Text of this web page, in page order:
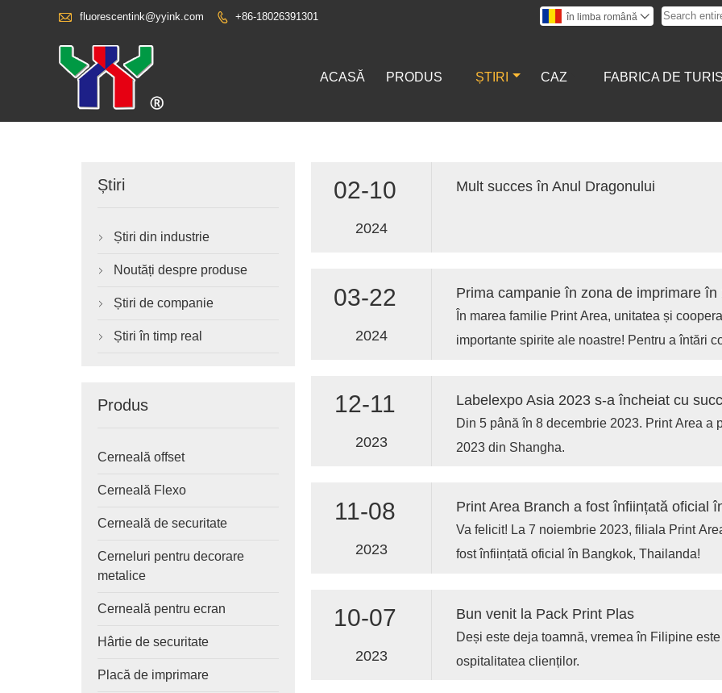
 fluorescentink@yyink.com  +86-18026391301 în limba română 
ACASĂ PRODUS ȘTIRI CAZ FABRICA DE
Știri
 Știri din industrie
 Noutăți despre produse
 Știri de companie
 Știri în timp real
Produs
Cerneală offset
Cerneală Flexo
Cerneală de securitate
Cerneluri pentru decorare
metalice
Cerneală pentru ecran
Hârtie de securitate
Placă de imprimare
02-10
2024
Mult succes în Anul Dragonului
03-22
2024
Prima campanie în zona de imprimare în
În marea familie Print Area, unitatea și
importante spirite ale noastre! Pentru a întări
12-11
2023
Labelexpo Asia 2023 s-a încheiat cu
Din 5 până în 8 decembrie 2023. Print Area a
2023 din Shangha.
11-08
2023
Print Area Branch a fost înființată oficial
Va felicit! La 7 noiembrie 2023, filiala Print
fost înființată oficial în Bangkok, Thailanda!
10-07
2023
Bun venit la Pack Print Plas
Deși este deja toamnă, vremea în Filipine
ospitalitatea clienților.